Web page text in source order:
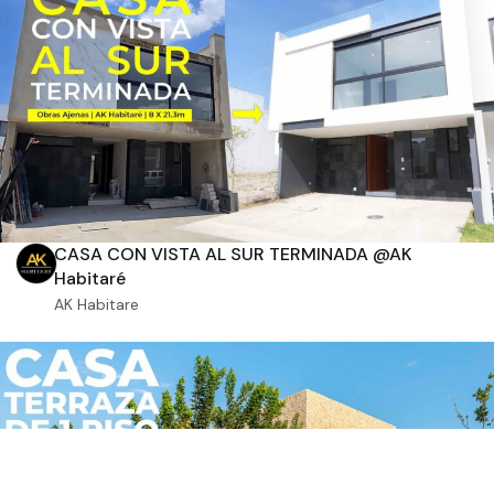
CASA CON VISTA AL SUR TERMINADA @AK
Habitaré
AK Habitare